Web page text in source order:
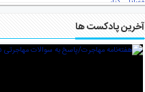
آخرین پادکست ها